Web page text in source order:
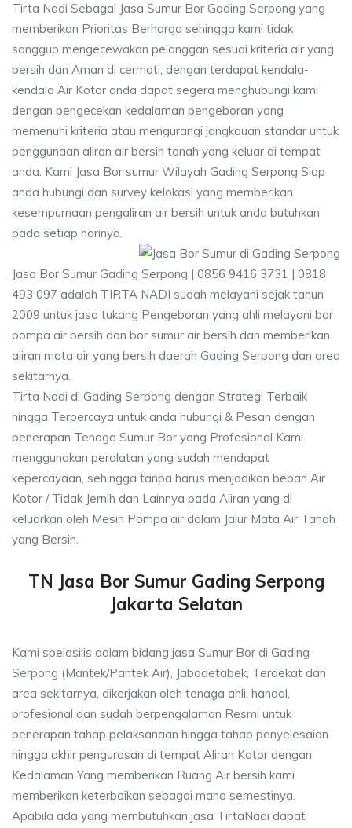
Tirta Nadi Sebagai Jasa Sumur Bor Gading Serpong yang
memberikan Prioritas Berharga sehingga kami tidak
sanggup mengecewakan pelanggan sesuai kriteria air yang
bersih dan Aman di cermati, dengan terdapat kendala-
kendala Air Kotor anda dapat segera menghubungi kami
dengan pengecekan kedalaman pengeboran yang
memenuhi kriteria atau mengurangi jangkauan standar untuk
penggunaan aliran air bersih tanah yang keluar di tempat
anda. Kami Jasa Bor sumur Wilayah Gading Serpong Siap
anda hubungi dan survey kelokasi yang memberikan
kesempurnaan pengaliran air bersih untuk anda butuhkan
pada setiap harinya.
Jasa Bor Sumur Gading Serpong | 0856 9416 3731 | 0818
493 097 adalah TIRTA NADI sudah melayani sejak tahun
2009 untuk jasa tukang Pengeboran yang ahli melayani bor
pompa air bersih dan bor sumur air bersih dan memberikan
aliran mata air yang bersih daerah Gading Serpong dan area
sekitarnya.
Tirta Nadi di Gading Serpong dengan Strategi Terbaik
hingga Terpercaya untuk anda hubungi & Pesan dengan
penerapan Tenaga Sumur Bor yang Profesional Kami
menggunakan peralatan yang sudah mendapat
kepercayaan, sehingga tanpa harus menjadikan beban Air
Kotor / Tidak Jernih dan Lainnya pada Aliran yang di
keluarkan oleh Mesin Pompa air dalam Jalur Mata Air Tanah
yang Bersih.
TN Jasa Bor Sumur Gading Serpong
Jakarta Selatan
Kami speiasilis dalam bidang jasa Sumur Bor di Gading
Serpong (Mantek/Pantek Air), Jabodetabek, Terdekat dan
area sekitarnya, dikerjakan oleh tenaga ahli, handal,
profesional dan sudah berpengalaman Resmi untuk
penerapan tahap pelaksanaan hingga tahap penyelesaian
hingga akhir pengurasan di tempat Aliran Kotor dengan
Kedalaman Yang memberikan Ruang Air bersih kami
memberikan keterbaikan sebagai mana semestinya.
Apabila ada yang membutuhkan jasa TirtaNadi dapat